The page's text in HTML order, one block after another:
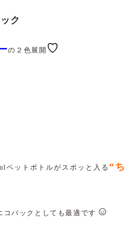
ク
の２色展開 ♡
ペットボトルがスポッと入る “ち
コバックとしても最適です ☺